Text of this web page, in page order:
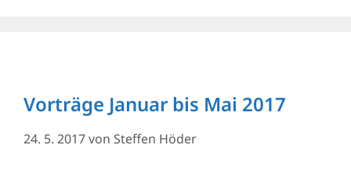
Vorträge Januar bis Mai 2017
24. 5. 2017von Steffen Höder